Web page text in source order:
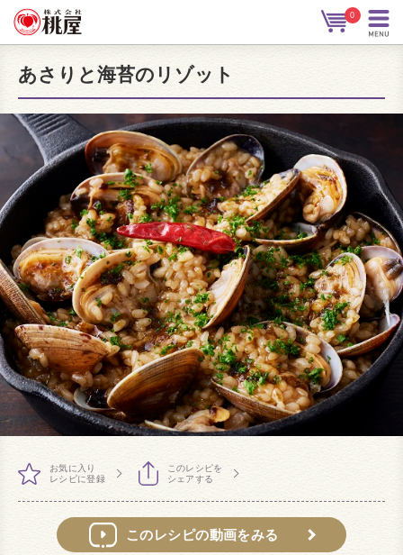
0
あさりと海苔のリゾット
お気に入り
レシピに登録
このレシピを
シェアする
このレシピの動画をみる